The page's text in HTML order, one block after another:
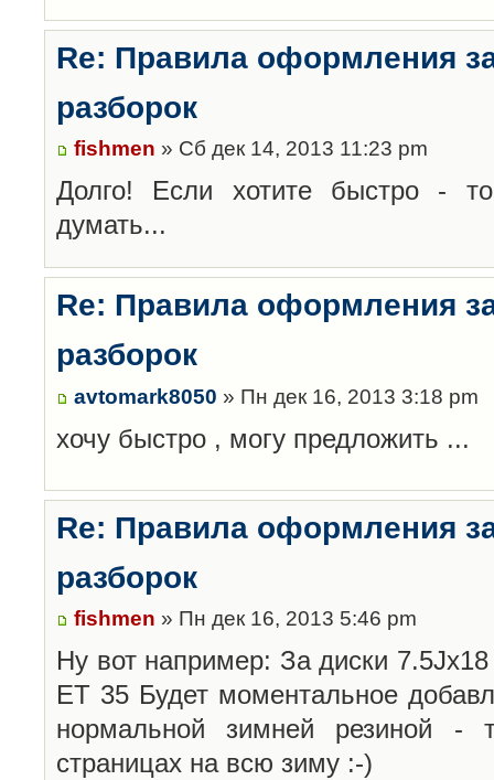
Re: Правила оформления
разборок
fishmen » Сб дек 14, 2013 11:23 pm
Долго! Если хотите быстро -
думать...
Re: Правила оформления
разборок
avtomark8050 » Пн дек 16, 2013 3:18 pm
хочу быстро , могу предложить ...
Re: Правила оформления
разборок
fishmen » Пн дек 16, 2013 5:46 pm
Ну вот например: За диски
ET 35 Будет моментальное
нормальной зимней резиной
страницах на всю зиму :-)